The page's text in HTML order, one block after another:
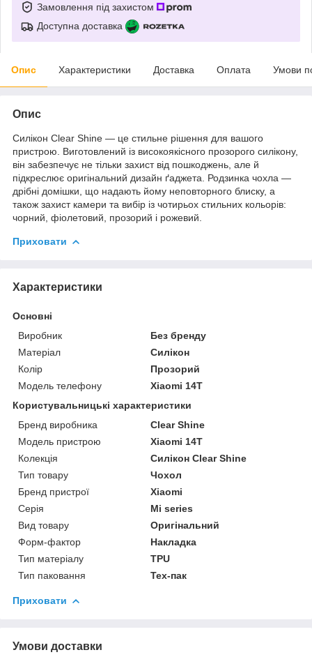
Замовлення під захистом
Доступна доставка
Опис Характеристики Доставка Оплата Умови
Опис
Силікон Clear Shine — це стильне рішення для вашого
пристрою. Виготовлений із високоякісного прозорого силікону,
він забезпечує не тільки захист від пошкоджень, але й
підкреслює оригінальний дизайн ґаджета. Родзинка чохла —
дрібні домішки, що надають йому неповторного блиску, а
також захист камери та вибір із чотирьох стильних кольорів:
чорний, фіолетовий, прозорий і рожевий.
Приховати
Характеристики
Основні
Виробник
Без бренду
Матеріал
Силікон
Колір
Прозорий
Модель телефону
Xiaomi 14T
Користувальницькі характеристики
Бренд виробника
Clear Shine
Модель пристрою
Xiaomi 14T
Колекція
Силікон Clear Shine
Тип товару
Чохол
Бренд пристрої
Xiaomi
Серія
Mi series
Вид товару
Оригінальний
Форм-фактор
Накладка
Тип матеріалу
TPU
Тип паковання
Тех-пак
Приховати
Умови доставки